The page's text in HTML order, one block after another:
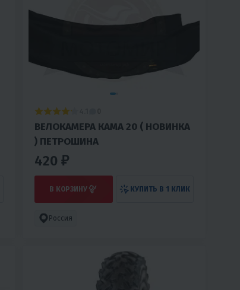
ВЕЛОКАМЕРА КАМА 20 ( НОВИНКА
) ПЕТРОШИНА
420 ₽
В КОРЗИНУ КУПИТЬ В 1 КЛИК
Россия